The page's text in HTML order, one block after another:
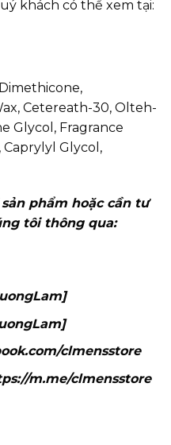
khách có thể xem tại:
Cetereath-30, Olteh-
Glycol, Fragrance
Glycol,
phẩm hoặc cần tư
tôi thông qua:
clmensstore
m.me/clmensstore